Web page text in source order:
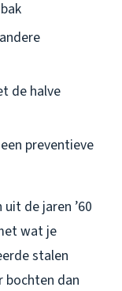
de halve
preventieve
de jaren ’60
wat je
stalen
bochten dan